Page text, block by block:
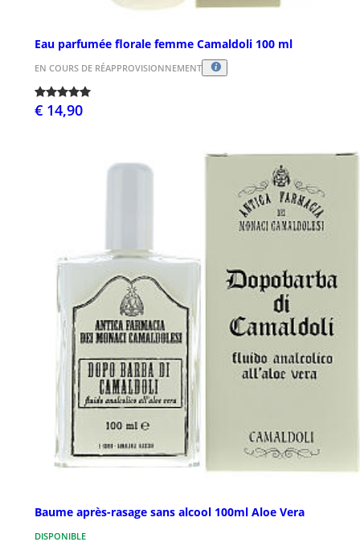
Eau parfumée florale femme Camaldoli 100 ml
EN COURS DE RÉAPPROVISIONNEMENT
€ 14,90
Baume après-rasage sans alcool 100ml Aloe Vera
DISPONIBLE